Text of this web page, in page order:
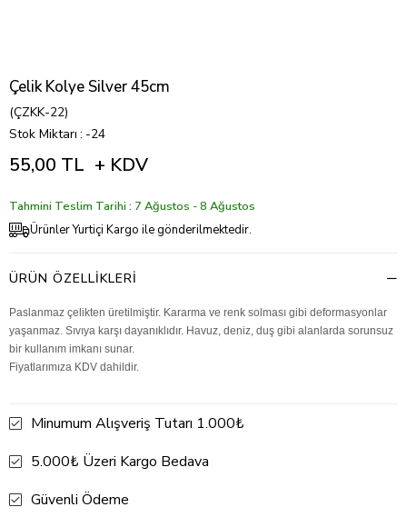
Çelik Kolye Silver 45cm
(ÇZKK-22)
Stok Miktarı : -24
55,00 TL + KDV
Tahmini Teslim Tarihi : 7 Ağustos - 8 Ağustos
Ürünler Yurtiçi Kargo ile gönderilmektedir.
ÜRÜN ÖZELLIKLERI
Paslanmaz çelikten üretilmiştir. Kararma ve renk solması gibi deformasyonlar
yaşanmaz. Sıvıya karşı dayanıklıdır. Havuz, deniz, duş gibi alanlarda sorunsuz
bir kullanım imkanı sunar.
Fiyatlarımıza KDV dahildir.
Minumum Alışveriş Tutarı 1.000₺
5.000₺ Üzeri Kargo Bedava
Güvenli Ödeme